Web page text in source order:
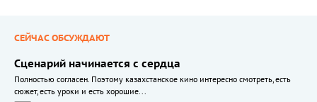
СЕЙЧАС ОБСУЖДАЮТ
Сценарий начинается с сердца
Полностью согласен. Поэтому казахстанское кино интересно смотреть, есть
сюжет, есть уроки и есть хорошие...